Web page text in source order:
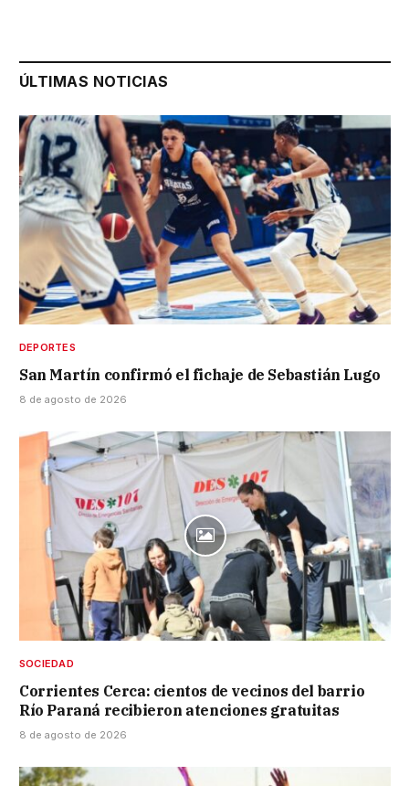
ÚLTIMAS NOTICIAS
DEPORTES
San Martín confirmó el fichaje de Sebastián Lugo
8 de agosto de 2026
SOCIEDAD
Corrientes Cerca: cientos de vecinos del barrio
Río Paraná recibieron atenciones gratuitas
8 de agosto de 2026